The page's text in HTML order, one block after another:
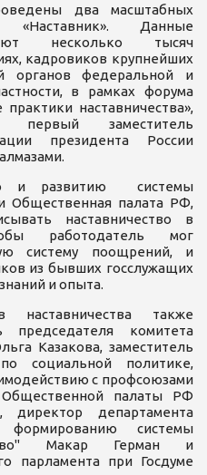
два масштабных
«Наставник». Данные
несколько тысяч
кадровиков крупнейших
органов федеральной и
в рамках форума
наставничества»,
первый заместитель
президента России
и развитию системы
Общественная палата РФ,
наставничество в
работодатель мог
систему поощрений, и
из бывших госслужащих
и опыта.
также
председателя комитета
Казакова, заместитель
социальной политике,
с профсоюзами
палаты РФ
директор департамента
системы
Макар Герман и
парламента при Госдуме